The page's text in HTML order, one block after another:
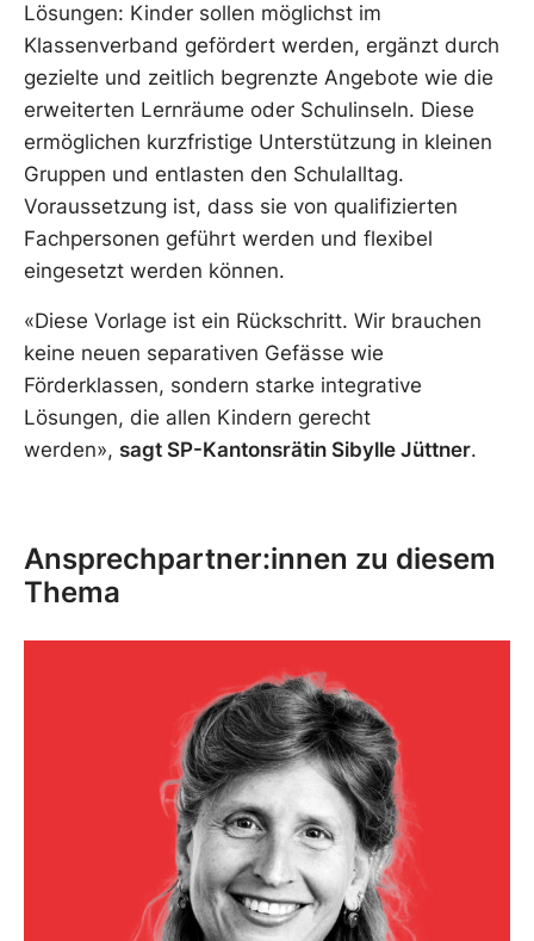
Lösungen: Kinder sollen möglichst im
Klassenverband gefördert werden, ergänzt durch
gezielte und zeitlich begrenzte Angebote wie die
erweiterten Lernräume oder Schulinseln. Diese
ermöglichen kurzfristige Unterstützung in kleinen
Gruppen und entlasten den Schulalltag.
Voraussetzung ist, dass sie von qualifizierten
Fachpersonen geführt werden und flexibel
eingesetzt werden können.
«Diese Vorlage ist ein Rückschritt. Wir brauchen
keine neuen separativen Gefässe wie
Förderklassen, sondern starke integrative
Lösungen, die allen Kindern gerecht
werden», sagt SP-Kantonsrätin Sibylle Jüttner.
Ansprechpartner:innen zu diesem
Thema